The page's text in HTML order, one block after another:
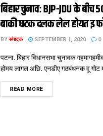
बिहार चुनाव: BJP-JDU के बीच
बाकी घटक दलक लेल होयत इ
BY संपादक SEPTEMBER 1, 2020 0
पटना. बिहार विधानसभा चुनावक
होमय लागल अछि. एनडीए गठबंधनक दू गोट
READ MOREDETAILS